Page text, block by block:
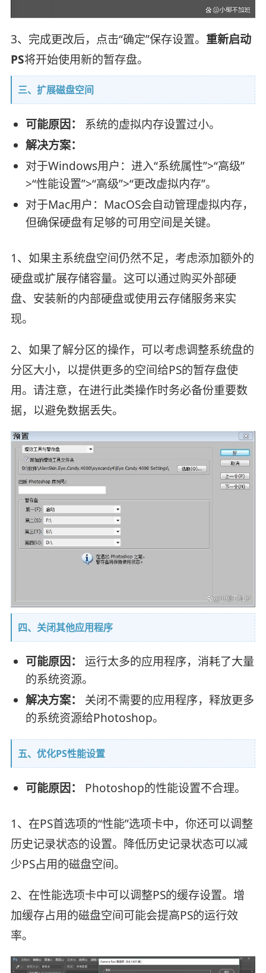
3、完成更改后，点击“确定”保存设置。 重新启动
PS将开始使用新的暂存盘。
三、扩展磁盘空间
可能原因：
系统的虚拟内存设置过小。
解决方案：
对于Windows用户：进入“系统属性”>“高级”
>“性能设置”>“高级”>“更改虚拟内存”。
对于Mac用户：MacOS会自动管理虚拟内存，
但确保硬盘有足够的可用空间是关键。
1、如果主系统盘空间仍然不足，考虑添加额外的
硬盘或扩展存储容量。这可以通过购买外部硬
盘、安装新的内部硬盘或使用云存储服务来实
现。
2、如果了解分区的操作，可以考虑调整系统盘的
分区大小，以提供更多的空间给PS的暂存盘使
用。请注意，在进行此类操作时务必备份重要数
据，以避免数据丢失。
四、关闭其他应用程序
可能原因：
运行太多的应用程序，消耗了大量
的系统资源。
解决方案：
关闭不需要的应用程序，释放更多
的系统资源给Photoshop。
五、优化PS性能设置
可能原因： Photoshop的性能设置不合理。
1、在PS首选项的“性能”选项卡中，你还可以调整
历史记录状态的设置。降低历史记录状态可以减
少PS占用的磁盘空间。
2、在性能选项卡中可以调整PS的缓存设置。增
加缓存占用的磁盘空间可能会提高PS的运行效
率。